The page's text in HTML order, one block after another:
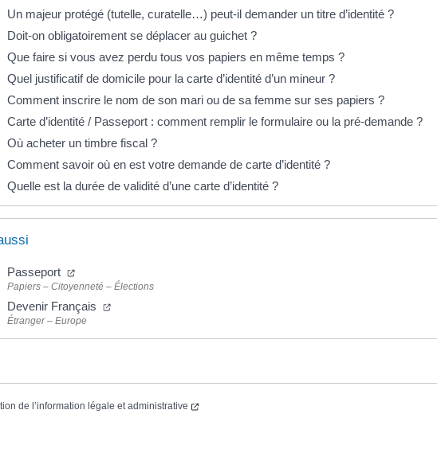
Un majeur protégé (tutelle, curatelle…) peut-il demander un titre d’identité ?
Doit-on obligatoirement se déplacer au guichet ?
Que faire si vous avez perdu tous vos papiers en même temps ?
Quel justificatif de domicile pour la carte d’identité d’un mineur ?
Comment inscrire le nom de son mari ou de sa femme sur ses papiers ?
Carte d’identité / Passeport : comment remplir le formulaire ou la pré-demande ?
Où acheter un timbre fiscal ?
Comment savoir où en est votre demande de carte d’identité ?
Quelle est la durée de validité d’une carte d’identité ?
Passeport
Papiers – Citoyenneté – Élections
Devenir Français
Étranger – Europe
de l’information légale et administrative